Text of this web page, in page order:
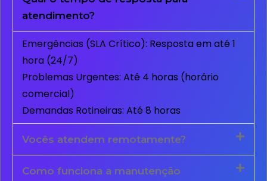
atendimento?
Emergências (SLA Crítico): Resposta em até 1
hora (24/7)
Problemas Urgentes: Até 4 horas (horário
comercial)
Demandas Rotineiras: Até 8 horas
Vocês atendem remotamente?
Como funciona a manutenção